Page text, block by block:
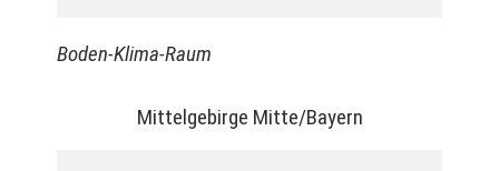
Boden-Klima-Raum
Mittelgebirge Mitte/Bayern